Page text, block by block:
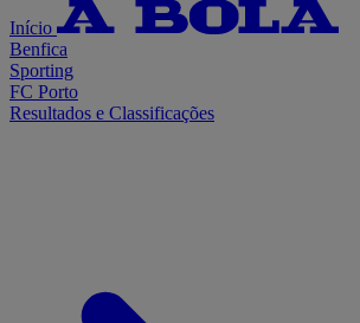
Início
Benfica
Sporting
FC Porto
Resultados e Classificações